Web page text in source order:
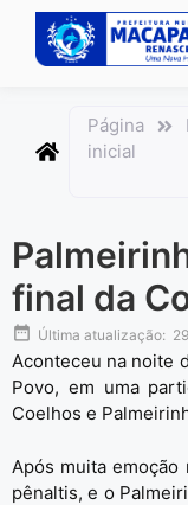
conteúdo
Página
inicial
final da
Última atualização:
Aconteceu na noite
Povo, em uma
Coelhos e
Após muita
pênaltis, e o